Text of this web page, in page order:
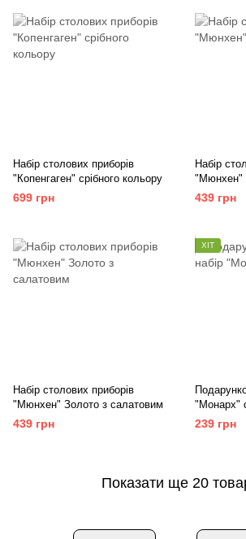
Набір столових приборів
"Копенгаген" срібного кольору
699 грн
Набір
"Мюнхен"
439 грн
Набір столових приборів
"Мюнхен" Золото з салатовим
439 грн
ХІТ
"Монарх"
239 грн
Показати ще 20